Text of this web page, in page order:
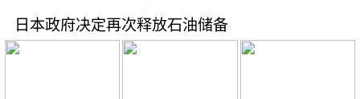
日本政府决定再次释放石油储备